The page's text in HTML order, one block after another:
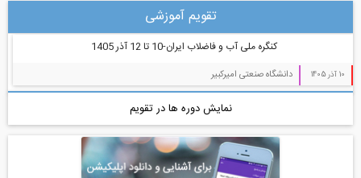
آب، راه، محیط زیست (91)
تقویم آموزشی
کنگره ملی آب و فاضلاب ایران-10 تا 12 آذر 1405
دانشگاه صنعتی امیرکبیر
نمایش دوره ها در تقویم